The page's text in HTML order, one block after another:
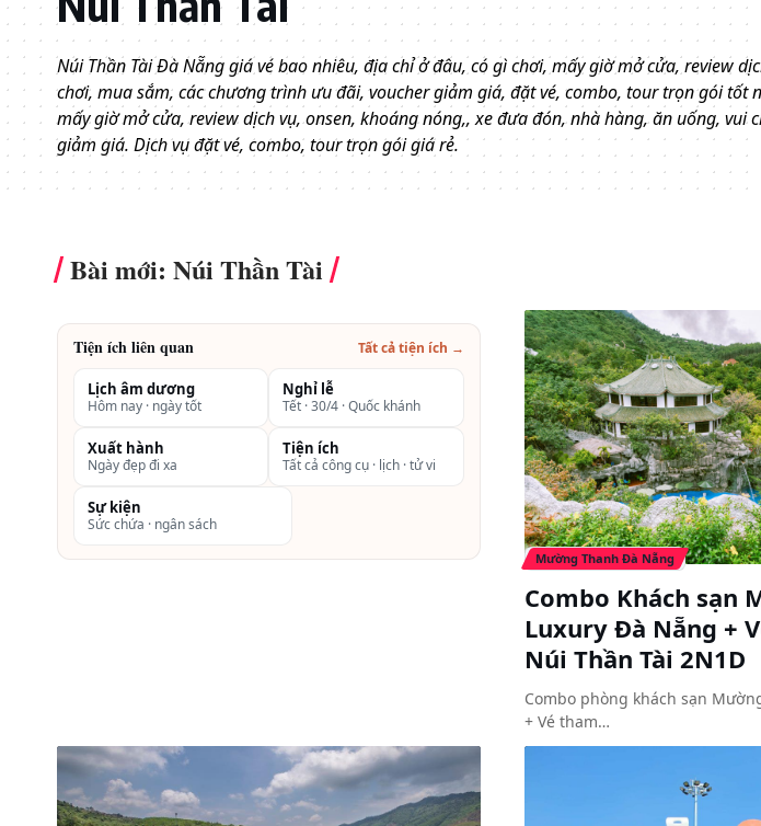
Núi Thần Tài Đà Nẵng giá vé bao nhiêu, địa chỉ ở đâu, có gì chơi, mấy giờ mở cửa, review
chơi, mua sắm, các chương trình ưu đãi, voucher giảm giá, đặt vé, combo, tour trọn gói tốt
mấy giờ mở cửa, review dịch vụ, onsen, khoáng nóng,, xe đưa đón, nhà hàng, ăn uống,
giảm giá. Dịch vụ đặt vé, combo, tour trọn gói giá rẻ.
Bài mới: Núi Thần Tài
Tiện ích liên quan Tất cả tiện ích →
Lịch âm dương
Hôm nay · ngày tốt
Nghỉ lễ
Tết · 30/4 · Quốc khánh
Xuất hành
Ngày đẹp đi xa
Tiện ích
Tất cả công cụ · lịch · tử vi
Sự kiện
Sức chứa · ngân sách
Mường Thanh Đà Nẵng
Combo Khách sạn
Luxury Đà Nẵng +
Núi Thần Tài 2N1D
Combo phòng khách sạn
+ Vé tham…